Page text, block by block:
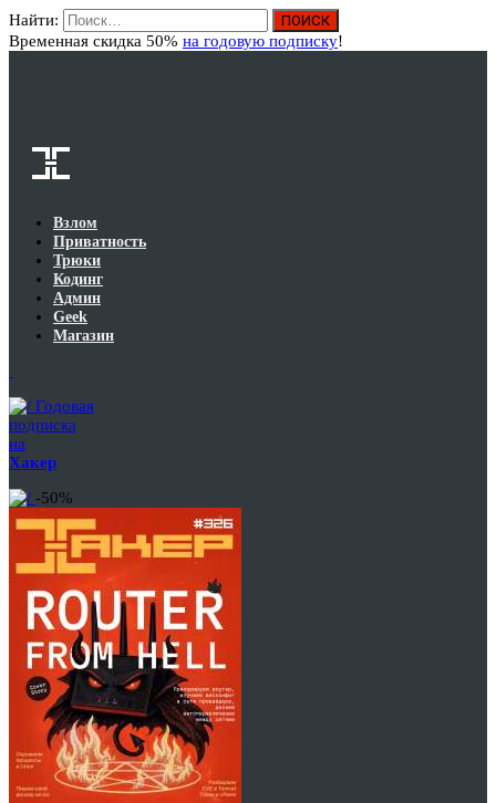
Найти:
Временная скидка 50% на годовую подписку!
Взлом
Приватность
Трюки
Кодинг
Админ
Geek
Магазин
Годовая
подписка
на
Хакер
-50%